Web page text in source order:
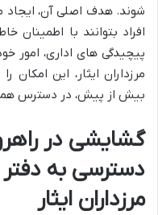
شوند. هدف اصلی آن،
افراد بتوانند با اطمینان
پیچیدگی های اداری، امور
مرزداران ایثار، این
بیش از پیش، در دسترس
گشایشی در
دسترسی به
مرزداران ایثار